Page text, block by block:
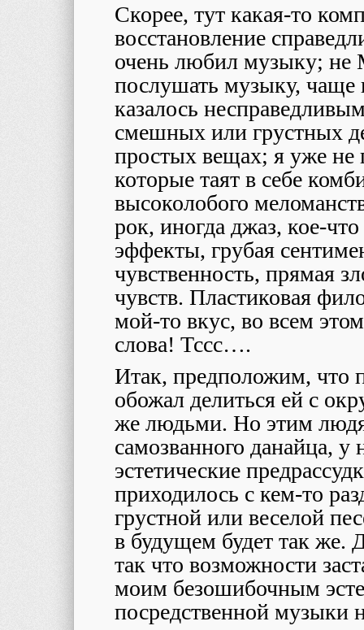
Скорее, тут какая-то
восстановление
очень любил музыку; не
послушать музыку, чаще
казалось
смешных или грустных
простых вещах; я уже не
которые таят в себе
высоколобого
рок, иногда джаз, кое-
эффекты, грубая
чувственность, прямая
чувств. Пластиковая
мой-то вкус, во всем
слова! Тссс….
Итак, предположим,
обожал делиться ей с
же людьми. Но этим
самозванного данайца, у
эстетические
приходилось с кем-то
грустной или веселой
в будущем будет так же.
так что возможности
моим безошибочным
посредственной музыки